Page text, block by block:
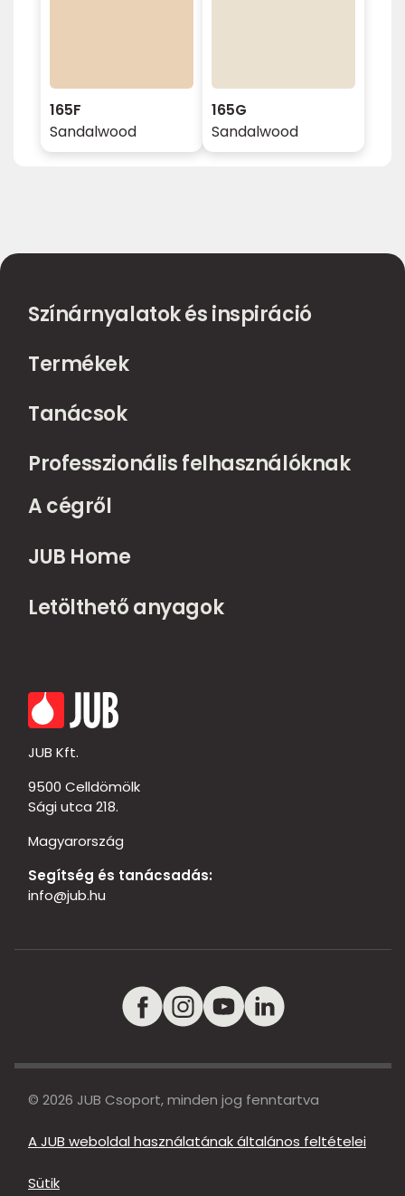
165F
Sandalwood
165G
Sandalwood
Színárnyalatok és inspiráció
Termékek
Tanácsok
Professzionális felhasználóknak
A cégről
JUB Home
Letölthető anyagok
JUB Kft.
9500 Celldömölk
Sági utca 218.
Magyarország
Segítség és tanácsadás:
info@jub.hu
© 2026 JUB Csoport, minden jog fenntartva
A JUB weboldal használatának általános feltételei
Sütik